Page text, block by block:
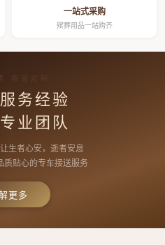
一站式采购
殡葬用品一站购齐
按需定制
务经验
业团队
生者心安，逝者安息
质贴心的专车接送服务
更多